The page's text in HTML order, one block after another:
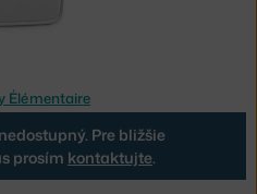
Élémentaire
Pre bližšie
prosím kontaktujte.